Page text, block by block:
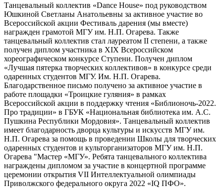
Танцевальный коллектив «Dance House» под руководством
Юшкиной Светланы Анатольевны за активное участие во
Всероссийской акции Фестиваль дарения (мы вместе)
награжден грамотой МГУ им. Н.П. Огарева. Также
танцевальный коллектив стал лауреатом II степени, а также
получен диплом участника в XIX Всероссийском
хореографическом конкурсе Ступени. Получен диплом
«Лучшая пятерка творческих коллективов» в конкурсе среди
одаренных студентов МГУ. Им. Н.П. Огарева.
Благодарственное письмо получено за активное участие в
работе площадки «Троицкие гуляния» в рамках
Всероссийской акции в поддержку чтения «Библионочь-2022.
Про традиции» в ГБУК «Национальная библиотека им. А.С.
Пушкина Республики Мордовия». Танцевальный коллектив
имеет благодарность дворца культуры и искусств МГУ им.
Н.П. Огарева за помощь в проведении Школы для творческих
одаренных студентов и культорганизаторов МГУ им. Н.П.
Огарева "Мастер «МГУ». Ребята танцевального коллектива
награждены дипломом за участие в концертной программе
церемонии открытия VII Интеллектуальной олимпиады
Приволжского федерального округа 2022 «IQ ПФО».